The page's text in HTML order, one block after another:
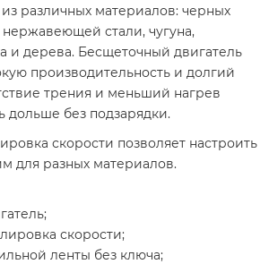
различных материалов: черных
нержавеющей стали, чугуна,
и дерева. Бесщеточный двигатель
производительность и долгий
трения и меньший нагрев
дольше без подзарядки.
скорости позволяет настроить
для разных материалов.
скорости;
ленты без ключа;